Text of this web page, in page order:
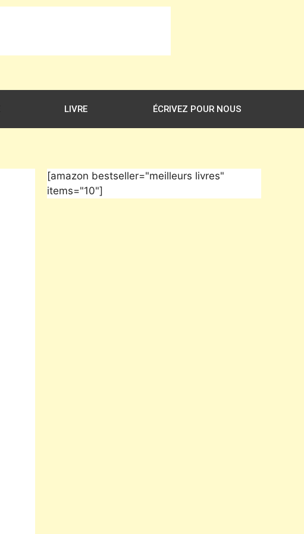
LIVRE ÉCRIVEZ POUR NOUS
[amazon bestseller="meilleurs livres"
items="10"]